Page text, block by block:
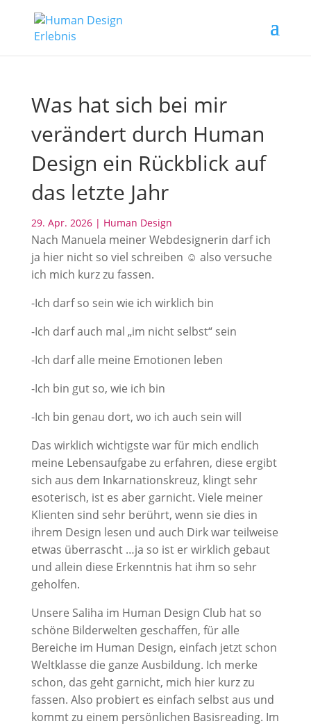
Was hat sich bei mir
verändert durch Human
Design ein Rückblick auf
das letzte Jahr
29. Apr. 2026| Human Design
Nach Manuela meiner Webdesignerin darf ich
ja hier nicht so viel schreiben ☺️ also versuche
ich mich kurz zu fassen.
-Ich darf so sein wie ich wirklich bin
-Ich darf auch mal „im nicht selbst“ sein
-Ich darf alle meine Emotionen leben
-Ich bin gut so, wie ich bin
-Ich bin genau dort, wo ich auch sein will
Das wirklich wichtigste war für mich endlich
meine Lebensaufgabe zu erfahren, diese ergibt
sich aus dem Inkarnationskreuz, klingt sehr
esoterisch, ist es aber garnicht. Viele meiner
Klienten sind sehr berührt, wenn sie dies in
ihrem Design lesen und auch Dirk war teilweise
etwas überrascht …ja so ist er wirklich gebaut
und allein diese Erkenntnis hat ihm so sehr
geholfen.
Unsere Saliha im Human Design Club hat so
schöne Bilderwelten geschaffen, für alle
Bereiche im Human Design, einfach jetzt schon
Weltklasse die ganze Ausbildung. Ich merke
schon, das geht garnicht, mich hier kurz zu
fassen. Also probiert es einfach selbst aus und
kommt zu einem persönlichen Basisreading. Im